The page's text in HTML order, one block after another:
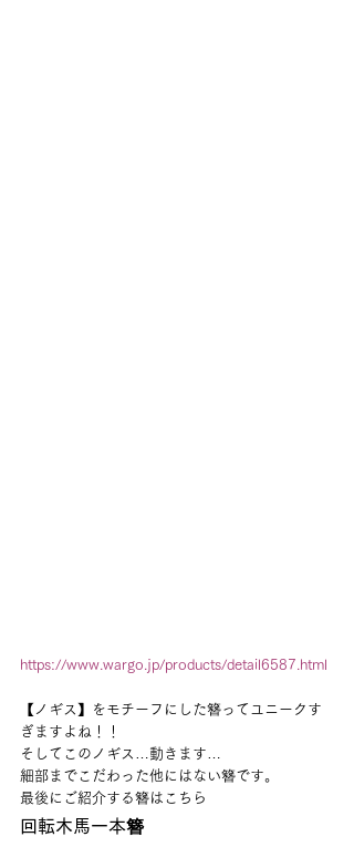
https://www.wargo.jp/products/detail6587.html
【ノギス】をモチーフにした簪ってユニークす
ぎますよね！！
そしてこのノギス…動きます…
細部までこだわった他にはない簪です。
最後にご紹介する簪はこちら
回転木馬一本簪